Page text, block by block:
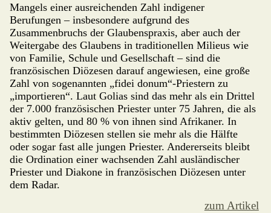
Mangels einer ausreichenden Zahl indigener
Berufungen – insbesondere aufgrund des
Zusammenbruchs der Glaubenspraxis, aber auch der
Wei­ter­gabe des Glaubens in traditionellen Milieus wie
von Familie, Schule und Gesell­schaft – sind die
französischen Diözesen darauf angewiesen, eine große
Zahl von sogenannten „fidei donum“-Priestern zu
„impor­tieren“. Laut Golias sind das mehr als ein Drittel
der 7.000 französischen Priester unter 75 Jahren, die als
aktiv gelten, und 80 % von ihnen sind Afrikaner. In
bestimmten Diözesen stellen sie mehr als die Hälfte
oder sogar fast alle jungen Priester. Andererseits bleibt
die Ordination einer wachsenden Zahl ausländischer
Priester und Dia­ko­ne in französischen Diözesen unter
dem Radar.
zum Artikel